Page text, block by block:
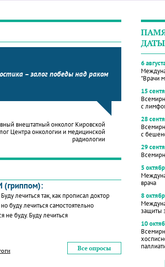
– залог победы над раком
внештатный онколог Кировской
Центра онкологии и медицинской
радиологии
(гриппом):
лечиться так, как прописал доктор
буду лечиться самостоятельно
не буду. Буду лечиться
Все опросы
ДАТЫ
6
"Врачи
15
с
28
с
29
5
врача
8
защиты
10